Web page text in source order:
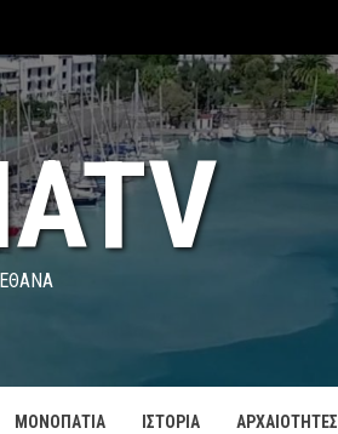
ΜΟΝΟΠΑΤΙΑ ΙΣΤΟΡΙΑ ΑΡΧΑΙΟΤΗΤΕΣ